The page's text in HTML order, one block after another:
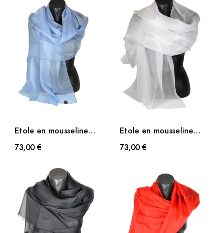
Etole en mousseline
de soie bleu ciel
73,00 €
Etole en mousseline
de soie blanche
73,00 €